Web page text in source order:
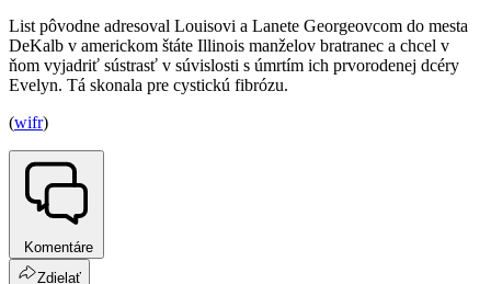
List pôvodne adresoval Louisovi a Lanete Georgeovcom do mesta
DeKalb v americkom štáte Illinois manželov bratranec a chcel v
ňom vyjadriť sústrasť v súvislosti s úmrtím ich prvorodenej dcéry
Evelyn. Tá skonala pre cystickú fibrózu.
(wifr)
Komentáre
Zdielať